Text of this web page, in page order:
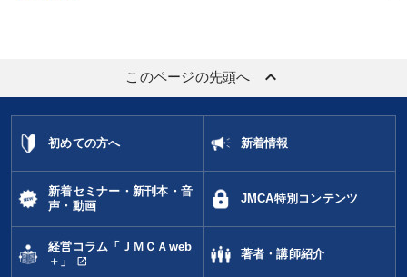
このページの先頭へ keyboard_arrow_up
初めての方へ 新着情報
新着セミナー・新刊本・音
声・動画
JMCA特別コンテンツ
経営コラム「ＪＭＣＡweb
＋」
open_in_new
著者・講師紹介